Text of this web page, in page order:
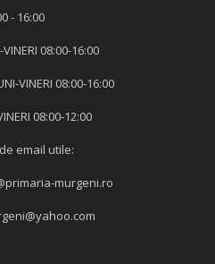
- 16:00
08:00-16:00
VINERI 08:00-16:00
08:00-12:00
email utile:
murgeni.ro